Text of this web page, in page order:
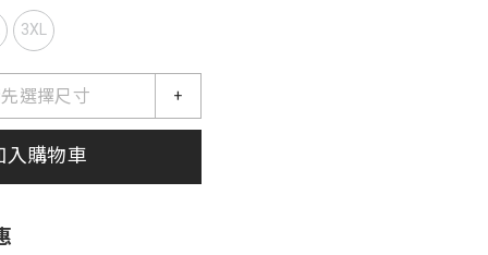
3XL
選擇尺寸 +
入購物車